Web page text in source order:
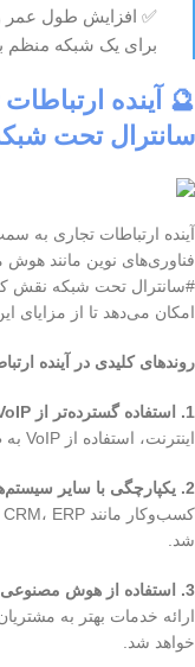
✅ افزایش طول عمر
برای یک شبکه منظم با ما
🔮 آینده
سانترال تحت
آینده ارتباطات تجاری به
فناوری‌های نوین مانند
#سانترال تحت شبکه نقش
امکان می‌دهد تا از مزایای
روند‌های کلیدی در آینده
1. استفاده گسترده‌تر از VoIP:
اینترنت، استفاده از VoIP به طور فزاینده‌ای گسترش خواهد یافت.
2. یکپارچگی با سایر سیستم‌ها:
شد.
3. استفاده از هوش مصنوعی:
ارائه خدمات بهتر به
خواهد شد.